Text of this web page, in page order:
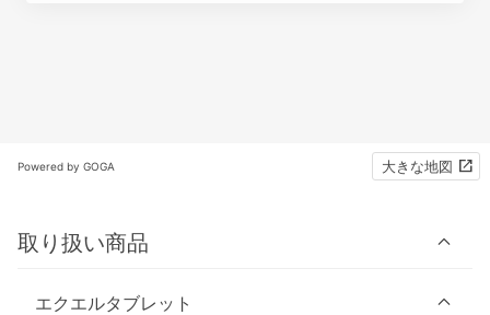
Powered by GOGA 大きな地図
取り扱い商品
エクエルタブレット